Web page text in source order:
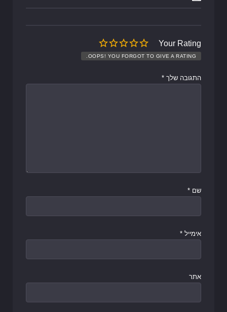
Your Rating
OOPS! YOU FORGOT TO GIVE A RATING.
התגובה שלך *
שם *
אימייל *
אתר